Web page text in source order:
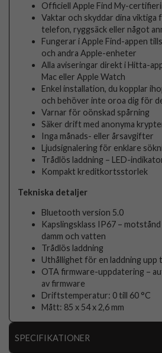
Officiell Apple Find My-
Vaktar och skyddar dina viktiga
telefon, ryggsäck eller något
Fungerar i Apple Find-appen
och andra Apple-enheter
Alla aviseringar direkt i Hitta-
Mac eller Apple Watch
Enkel installation, du kopplar
och behöver inte oroa dig för
Varnar för oönskad spårning
Säker drift med anonyma
Inga månads- eller årsavgifter
Ljudsignalering för enklare
Trådlös laddning – LED-
Kompakt kreditkortsstorlek
Tekniska detaljer
Bluetooth version 5.0
Kapslingsklass IP67 –
damm och vatten
Trådlös laddning
Uthållighet för en laddning upp
OTA firmware-uppdatering –
av firmware
Driftstemperatur: 0 till 60 °C
Mått: 85 x 54 x 2,6 mm
SPECIFIKATIONER